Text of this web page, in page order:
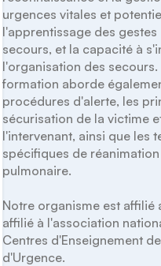
urgences vitales et
l'apprentissage des
secours, et la capacité à
l'organisation des
formation aborde
procédures d'alerte, les
sécurisation de la victime
l'intervenant, ainsi que les
spécifiques de
pulmonaire.
Notre organisme est affilié
affilié à l'association
Centres d'Enseignement
d'Urgence.